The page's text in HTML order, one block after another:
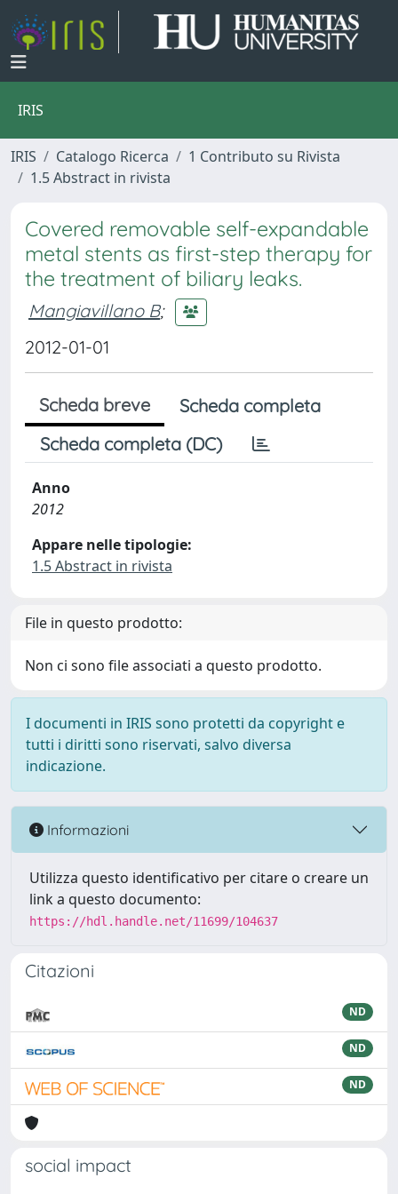
IRIS
IRIS Catalogo Ricerca
1 Contributo su Rivista
1.5 Abstract in rivista
Covered removable self-expandable
metal stents as first-step therapy for
the treatment of biliary leaks.
Mangiavillano B;
2012-01-01
Scheda breve
Scheda completa
Scheda completa (DC)
Anno
2012
Appare nelle tipologie:
1.5 Abstract in rivista
File in questo prodotto:
Non ci sono file associati a questo prodotto.
I documenti in IRIS sono protetti da copyright e
tutti i diritti sono riservati, salvo diversa
indicazione.
Informazioni
Utilizza questo identificativo per citare o creare un
link a questo documento:
https://hdl.handle.net/11699/104637
Citazioni
ND
ND
ND
social impact